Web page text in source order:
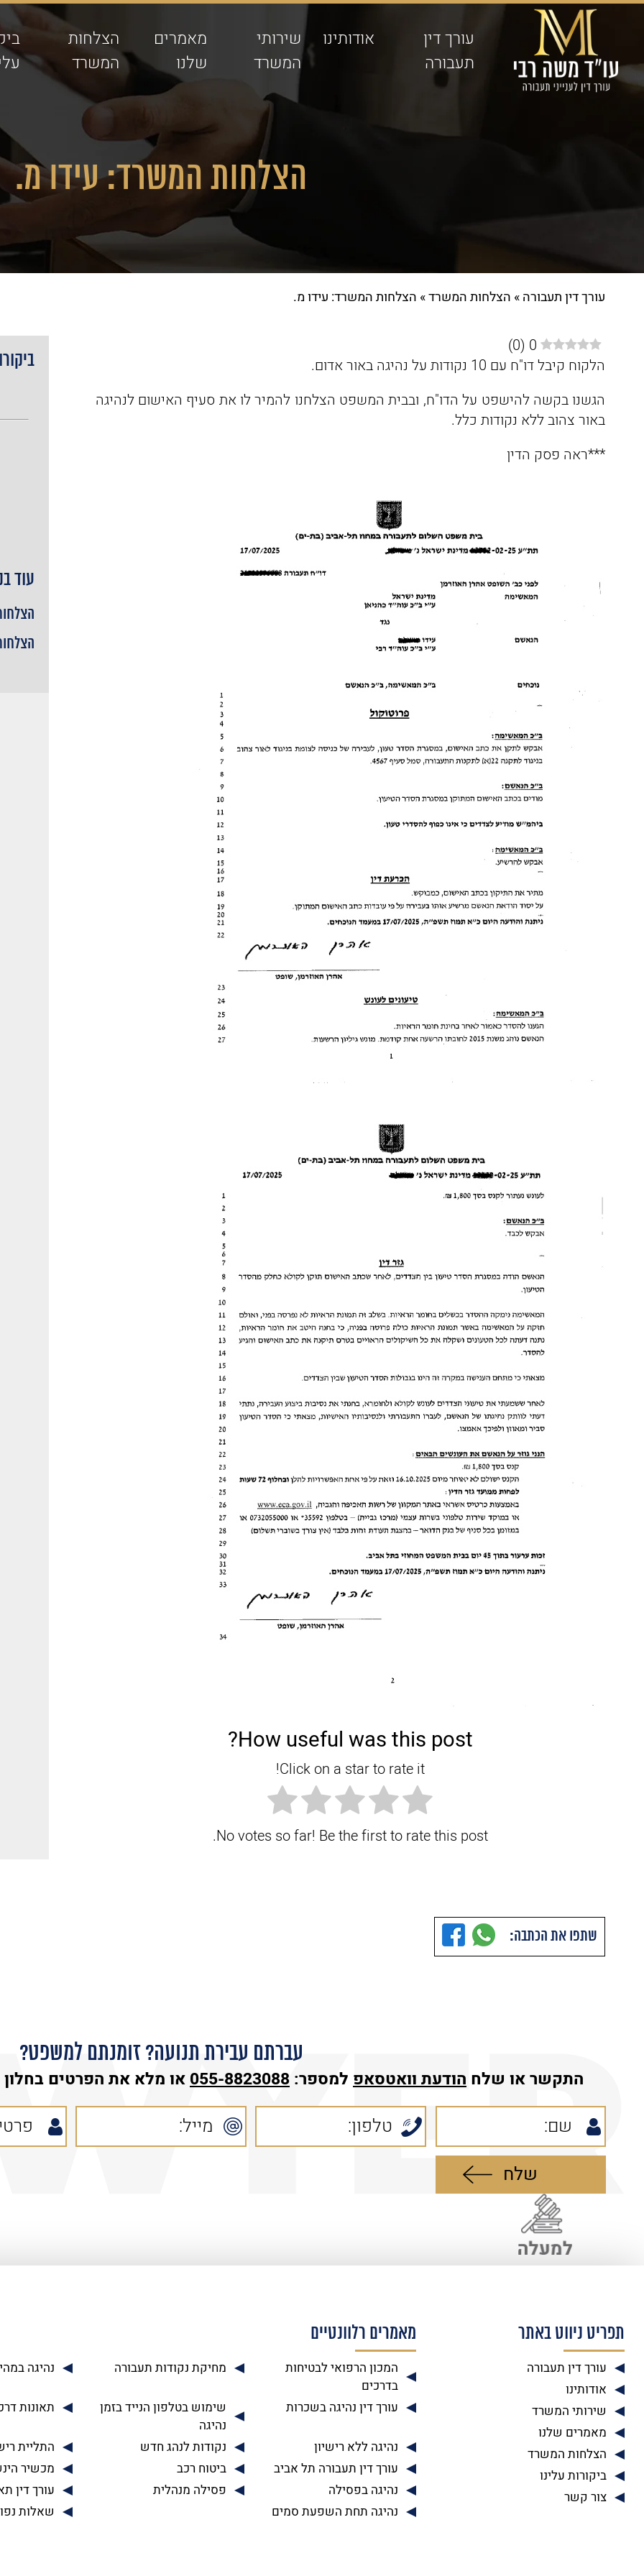
עורך דין
תעבורה
אודותינו
שירותי
המשרד
מאמרים
שלנו
הצלחות
המשרד
הצלחות המשרד: עידו מ.
עורך דין תעבורה» הצלחות המשרד» הצלחות המשרד: עידו מ.
0
(
0
)
הלקוח קיבל דו"ח עם 10 נקודות על נהיגה באור אדום.
הגשנו בקשה להישפט על הדו"ח, ובבית המשפט הצלחנו להמיר לו את סעיף האישום לנהיגה
באור צהוב ללא נקודות כלל.
***ראה פסק הדין
How useful was this post?
Click on a star to rate it!
No votes so far! Be the first to rate this post.
עוד
שתפו את הכתבה:
עברתם עבירת תנועה? זומנתם למשפט?
התקשר או שלח הודעת וואטסאפ למספר: 055-8823088 או מלא את הפרטים בחלון
תפריט ניווט באתר
עורך דין תעבורה
אודותינו
שירותי המשרד
מאמרים שלנו
הצלחות המשרד
ביקורות עלינו
צור קשר
מאמרים רלוונטיים
המכון הרפואי לבטיחות
בדרכים
מחיקת נקודות תעבורה נהיגה
עורך דין נהיגה בשכרות
שימוש בטלפון הנייד בזמן
נהיגה
תאונות
נהיגה ללא רישיון נקודות לנהג חדש
התליית
עורך דין תעבורה תל אביב
ביטוח רכב
מכשיר
נהיגה בפסילה
פסילה מנהלית
עורך דין
נהיגה תחת השפעת סמים
שאלות